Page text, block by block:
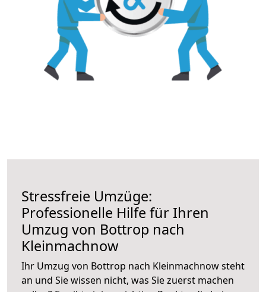
Stressfreie Umzüge:
Professionelle Hilfe für Ihren
Umzug von Bottrop nach
Kleinmachnow
Ihr Umzug von Bottrop nach Kleinmachnow steht
an und Sie wissen nicht, was Sie zuerst machen